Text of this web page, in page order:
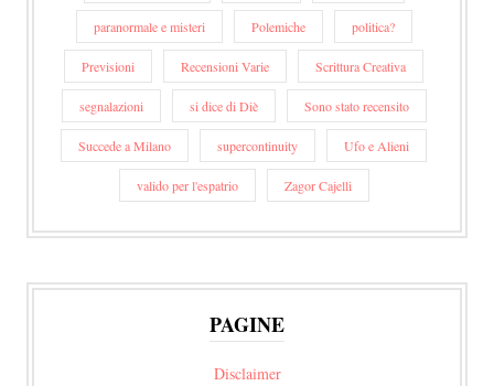
paranormale e misteri Polemiche politica?
Previsioni Recensioni Varie Scrittura Creativa
segnalazioni si dice di Diè Sono stato recensito
Succede a Milano supercontinuity Ufo e Alieni
valido per l'espatrio Zagor Cajelli
PAGINE
Disclaimer